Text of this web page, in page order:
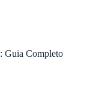
Guia Completo